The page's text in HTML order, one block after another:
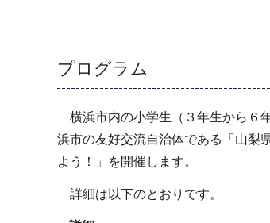
プログラム
横浜市内の小学生（３年生から６
浜市の友好交流自治体である「山梨
よう！」を開催します。
詳細は以下のとおりです。